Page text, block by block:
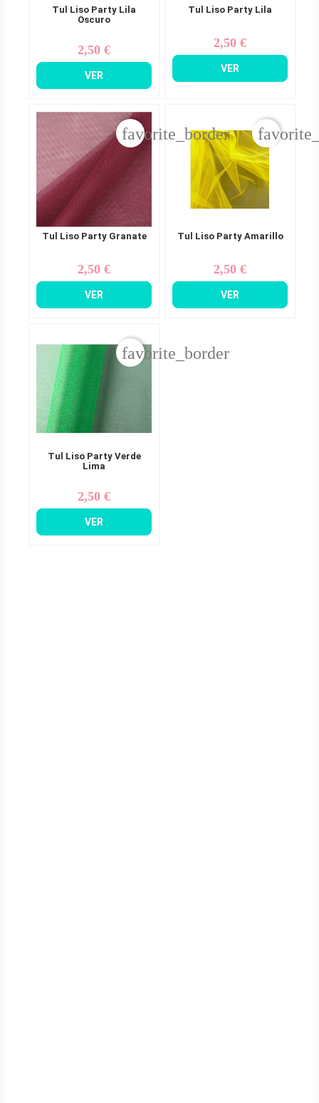
Tul Liso Party Lila
Oscuro
Precio
2,50 €
VER
Tul Liso Party Lila
Precio
2,50 €
VER
Tul Liso Party Granate
Precio
2,50 €
VER
favorite_border
Tul Liso Party Amarillo
Precio
2,50 €
VER
Tul Liso Party Verde
Lima
Precio
2,50 €
VER
favorite_border